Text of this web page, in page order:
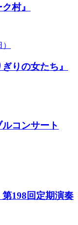
村』
りの女たち』
コンサート
198回定期演奏